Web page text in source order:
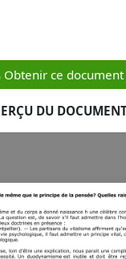
Obtenir ce document
DU